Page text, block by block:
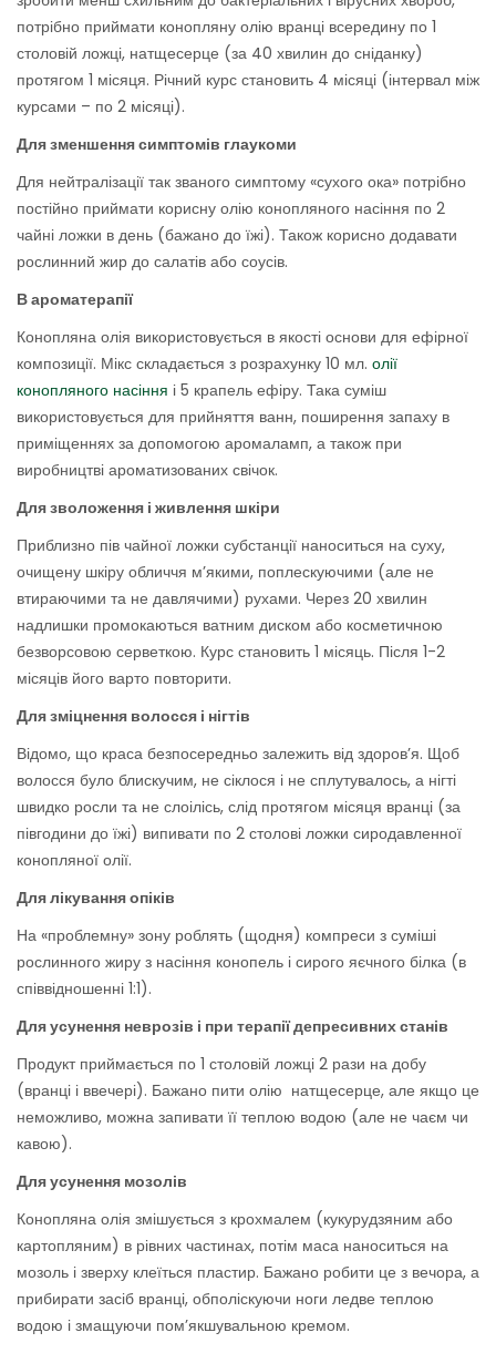
потрібно приймати конопляну олію вранці всередину по 1
столовій ложці, натщесерце (за 40 хвилин до сніданку)
протягом 1 місяця. Річний курс становить 4 місяці (інтервал між
курсами – по 2 місяці).
Для зменшення симптомів глаукоми
Для нейтралізації так званого симптому «сухого ока» потрібно
постійно приймати корисну олію конопляного насіння по 2
чайні ложки в день (бажано до їжі). Також корисно додавати
рослинний жир до салатів або соусів.
В ароматерапії
Конопляна олія використовується в якості основи для ефірної
композиції. Мікс складається з розрахунку 10 мл. олії
конопляного насіння і 5 крапель ефіру. Така суміш
використовується для прийняття ванн, поширення запаху в
приміщеннях за допомогою аромаламп, а також при
виробництві ароматизованих свічок.
Для зволоження і живлення шкіри
Приблизно пів чайної ложки субстанції наноситься на суху,
очищену шкіру обличчя м’якими, поплескуючими (але не
втираючими та не давлячими) рухами. Через 20 хвилин
надлишки промокаються ватним диском або косметичною
безворсовою серветкою. Курс становить 1 місяць. Після 1-2
місяців його варто повторити.
Для зміцнення волосся і нігтів
Відомо, що краса безпосередньо залежить від здоров’я. Щоб
волосся було блискучим, не сіклося і не сплутувалось, а нігті
швидко росли та не слоілісь, слід протягом місяця вранці (за
півгодини до їжі) випивати по 2 столові ложки сиродавленної
конопляної олії.
Для лікування опіків
На «проблемну» зону роблять (щодня) компреси з суміші
рослинного жиру з насіння конопель і сирого яєчного білка (в
співвідношенні 1:1).
Для усунення неврозів і при терапії депресивних станів
Продукт приймається по 1 столовій ложці 2 рази на добу
(вранці і ввечері). Бажано пити олію натщесерце, але якщо це
неможливо, можна запивати її теплою водою (але не чаєм чи
кавою).
Для усунення мозолів
Конопляна олія змішується з крохмалем (кукурудзяним або
картопляним) в рівних частинах, потім маса наноситься на
мозоль і зверху клеїться пластир. Бажано робити це з вечора, а
прибирати засіб вранці, обполіскуючи ноги ледве теплою
водою і змащуючи пом’якшувальною кремом.